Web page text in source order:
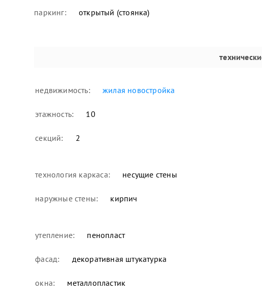
паркинг: открытый (стоянка)
недвижимость: жилая новостройка
этажность: 10
секций: 2
технология каркаса: несущие стены
наружные стены: кирпич
утепление: пенопласт
фасад: декоративная штукатурка
окна: металлопластик